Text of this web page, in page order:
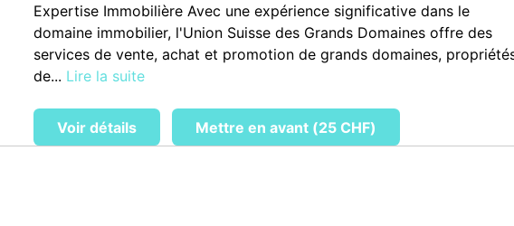
Expertise Immobilière Avec une expérience significative dans le
domaine immobilier, l'Union Suisse des Grands Domaines offre des
services de vente, achat et promotion de grands domaines,
de... Lire la suite
Voir détails Mettre en avant (25 CHF)